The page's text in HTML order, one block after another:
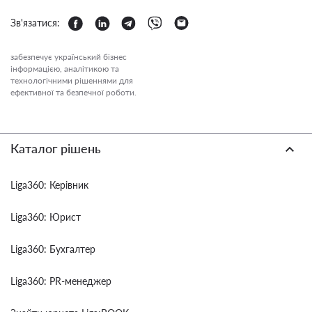
Зв'язатися:
забезпечує український бізнес
інформацією, аналітикою та
технологічними рішеннями для
ефективної та безпечної роботи.
Каталог рішень
Liga360: Керівник
Liga360: Юрист
Liga360: Бухгалтер
Liga360: PR-менеджер